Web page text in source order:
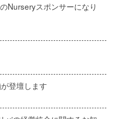
Nurseryスポンサーになり
登壇します